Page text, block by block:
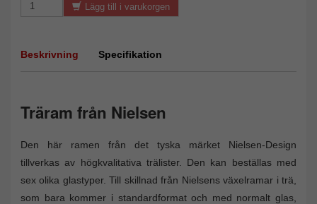
Lägg till i varukorgen
Beskrivning Specifikation
Träram från Nielsen
Den här ramen från det tyska märket Nielsen-Design
tillverkas av högkvalitativa trälister. Den kan beställas med
sex olika glastyper. Till skillnad från Nielsens växelramar i trä,
som bara kommer i standardformat och med normalt glas,